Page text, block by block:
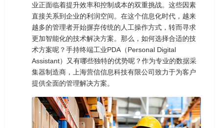
业正面临着提升效率和控制成本的双重挑战。这些因素
直接关系到企业的利润空间。在这个信息化时代，越来
越多的管理者开始摒弃传统的人工操作方式，转而寻求
更加智能化的技术解决方案。那么，如何选择合适的技
术方案呢？手持终端工业PDA（Personal Digital
Assistant）又有哪些独特的优势呢？作为专业的数据采
集器制造商，上海营信信息科技有限公司致力于为客户
提供全面的管理解决方案。